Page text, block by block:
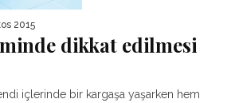
2015
dikkat edilmesi
içlerinde bir kargaşa yaşarken hem